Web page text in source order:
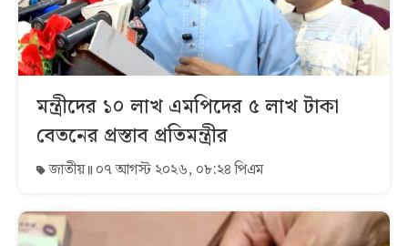
মন্ত্রীদের ১০ লাখ এমপিদের ৫ লাখ টাকা
বেতনের প্রস্তাব প্রতিমন্ত্রীর
জাতীয় ০৭ আগস্ট ২০২৬, ০৮:২৪ পিএম